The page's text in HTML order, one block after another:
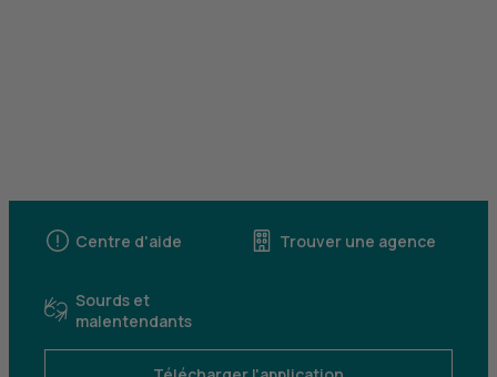
Centre d'aide Trouver une agence
Sourds et
malentendants